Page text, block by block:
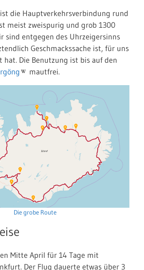
ist die Hauptverkehrsverbindung rund
meist zweispurig und grob 1300
sind entgegen des Uhrzeigersinns
Geschmackssache ist, für uns
hat. Die Benutzung ist bis auf den
mautfrei.
Die grobe Route
Mitte April für 14 Tage mit
Der Flug dauerte etwas über 3